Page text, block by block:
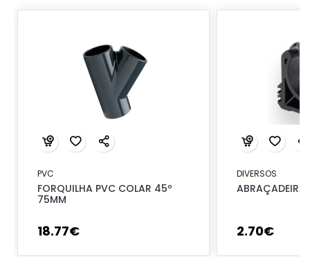
PVC
FORQUILHA PVC COLAR 45º
75MM
18.77€
DIVERSOS
ABRAÇADEIRA
2.70€